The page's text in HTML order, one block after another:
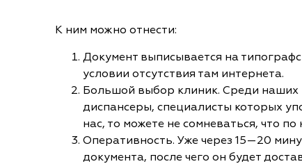
К ним можно отнести:
Документ выписывается на
условии отсутствия там интернета.
Большой выбор клиник. Среди наших
диспансеры, специалисты которых
нас, то можете не сомневаться, что
Оперативность. Уже через 15—20
документа, после чего он будет